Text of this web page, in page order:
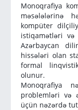
Monoqrafiya
məsələlərinə
kompüter
istiqamətləri və
Azərbaycan
hissələri olan
formal
olunur.
Monoqrafiya
problemləri və
üçün nəzərdə